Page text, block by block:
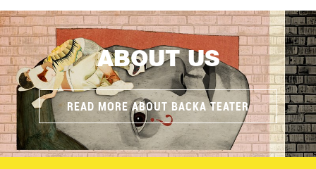
ABOUT US
READ MORE ABOUT BACKA TEATER